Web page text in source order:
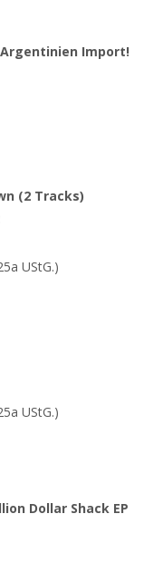
Argentinien Import!
(2 Tracks)
UStG.)
UStG.)
Dollar Shack EP